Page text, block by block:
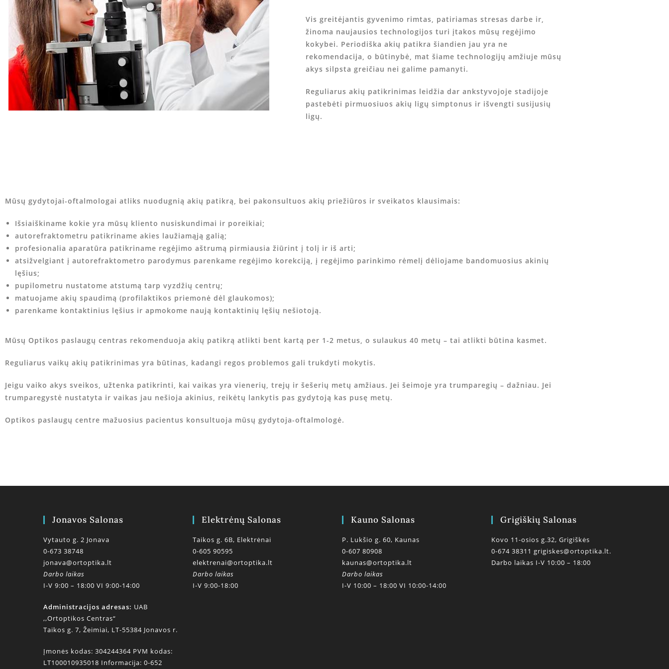
Vis greitėjantis gyvenimo rimtas, patiriamas stresas darbe ir,
žinoma naujausios technologijos turi įtakos mūsų regėjimo
kokybei. Periodiška akių patikra šiandien jau yra ne
rekomendacija, o būtinybė, mat šiame technologijų amžiuje mūsų
akys silpsta greičiau nei galime pamanyti.
Reguliarus akių patikrinimas leidžia dar ankstyvojoje stadijoje
pastebėti pirmuosiuos akių ligų simptonus ir išvengti susijusių
ligų.
Mūsų gydytojai-oftalmologai atliks nuodugnią akių patikrą, bei pakonsultuos akių priežiūros ir sveikatos klausimais:
Išsiaiškiname kokie yra mūsų kliento nusiskundimai ir poreikiai;
autorefraktometru patikriname akies laužiamąją galią;
profesionalia aparatūra patikriname regėjimo aštrumą pirmiausia žiūrint į tolį ir iš arti;
atsižvelgiant į autorefraktometro parodymus parenkame regėjimo korekciją, į regėjimo parinkimo rėmelį dėliojame bandomuosius akinių
lęšius;
pupilometru nustatome atstumą tarp vyzdžių centrų;
matuojame akių spaudimą (profilaktikos priemonė dėl glaukomos);
parenkame kontaktinius lęšius ir apmokome naują kontaktinių lęšių nešiotoją.
Mūsų Optikos paslaugų centras rekomenduoja akių patikrą atlikti bent kartą per 1-2 metus, o sulaukus 40 metų – tai atlikti būtina kasmet.
Reguliarus vaikų akių patikrinimas yra būtinas, kadangi regos problemos gali trukdyti mokytis.
Jeigu vaiko akys sveikos, užtenka patikrinti, kai vaikas yra vienerių, trejų ir šešerių metų amžiaus. Jei šeimoje yra trumparegių – dažniau. Jei
trumparegystė nustatyta ir vaikas jau nešioja akinius, reikėtų lankytis pas gydytoją kas pusę metų.
Optikos paslaugų centre mažuosius pacientus konsultuoja mūsų gydytoja-oftalmologė.
Jonavos Salonas
Vytauto g. 2 Jonava
0-673 38748
jonava@ortoptika.lt
Darbo laikas
I-V 9:00 – 18:00 VI 9:00-14:00
Administracijos adresas: UAB
,,Ortoptikos Centras“
Taikos g. 7, Žeimiai, LT-55384 Jonavos r.
Įmonės kodas: 304244364 PVM kodas:
LT100010935018 Informacija: 0-652
Elektrėnų Salonas
Taikos g. 6B, Elektrėnai
0-605 90595
elektrenai@ortoptika.lt
Darbo laikas
I-V 9:00-18:00
Kauno Salonas
P. Lukšio g. 60, Kaunas
0-607 80908
kaunas@ortoptika.lt
Darbo laikas
I-V 10:00 – 18:00 VI 10:00-14:00
Grigiškių Salonas
Kovo 11-osios g.32, Grigiškės
0-674 38311 grigiskes@ortoptika.lt.
Darbo laikas I-V 10:00 – 18:00